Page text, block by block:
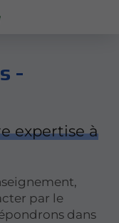
-
expertise à
par le
dans